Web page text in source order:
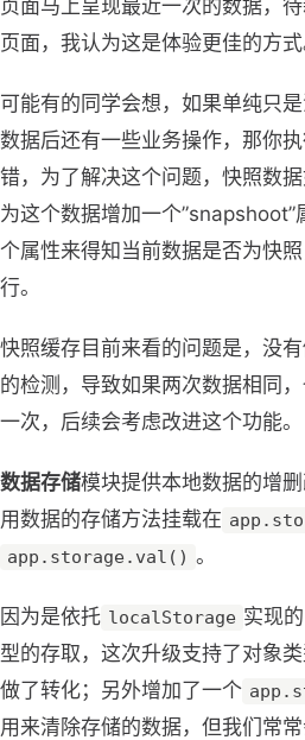
页面马上呈现最近一次的数据，
页面，我认为这是体验更佳的方式
可能有的同学会想，如果单纯只
数据后还有一些业务操作，那你
错，为了解决这个问题，快照数
为这个数据增加一个
个属性来得知当前数据是否为快
行。
快照缓存目前来看的问题是，没
的检测，导致如果两次数据相同
一次，后续会考虑改进这个功能。
数据存储模块提供本地数据的增
用数据的存储方法挂载在
app.storage.val() 。
因为是依托 localStorage 实现
型的存取，这次升级支持了对象
做了转化；另外增加了一个
用来清除存储的数据，但我们常